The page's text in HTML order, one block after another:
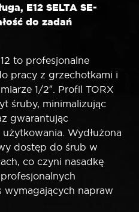
E12 SELTA SE-
do zadań
to profesjonalne
pracy z grzechotkami i
1/2″. Profil TORX
śruby, minimalizując
gwarantując
Wydłużona
dostęp do śrub w
co czyni nasadkę
wymagających napraw